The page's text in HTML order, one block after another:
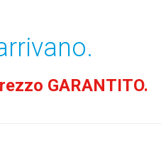
GARANTITO.